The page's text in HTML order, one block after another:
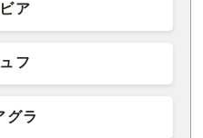
ア
フ
グラ